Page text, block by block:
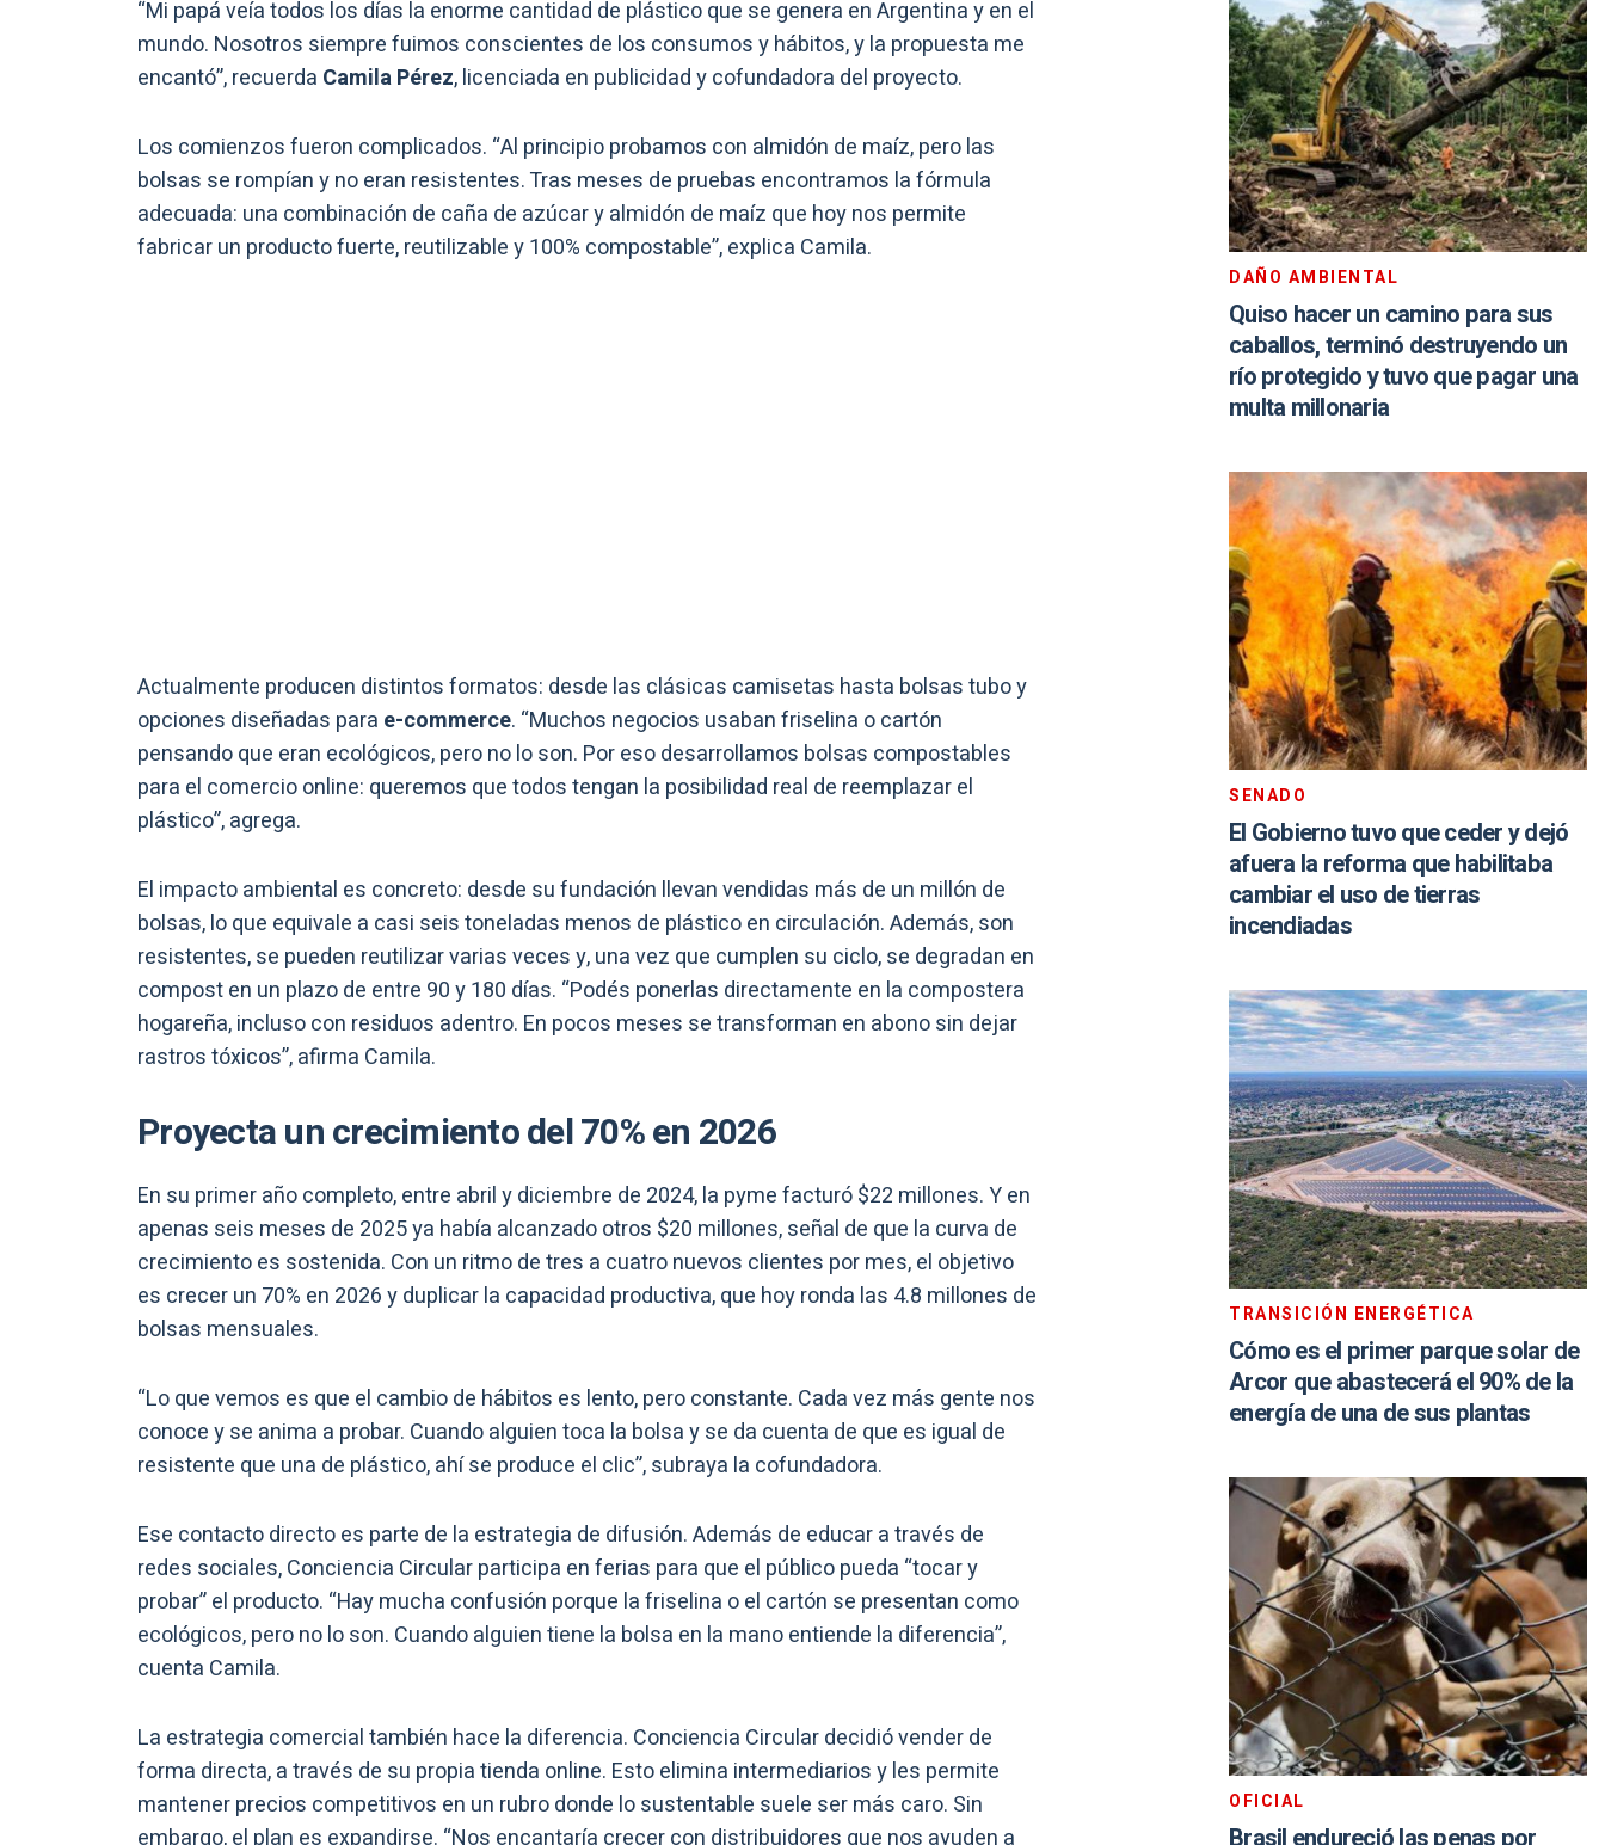
“Mi papá veía todos los días la enorme cantidad de plástico que se genera en Argentina y en el
mundo. Nosotros siempre fuimos conscientes de los consumos y hábitos, y la propuesta me
encantó”, recuerda Camila Pérez, licenciada en publicidad y cofundadora del proyecto.
Los comienzos fueron complicados. “Al principio probamos con almidón de maíz, pero las
bolsas se rompían y no eran resistentes. Tras meses de pruebas encontramos la fórmula
adecuada: una combinación de caña de azúcar y almidón de maíz que hoy nos permite
fabricar un producto fuerte, reutilizable y 100% compostable”, explica Camila.
Actualmente producen distintos formatos: desde las clásicas camisetas hasta bolsas tubo y
opciones diseñadas para e-commerce. “Muchos negocios usaban friselina o cartón
pensando que eran ecológicos, pero no lo son. Por eso desarrollamos bolsas compostables
para el comercio online: queremos que todos tengan la posibilidad real de reemplazar el
plástico”, agrega.
El impacto ambiental es concreto: desde su fundación llevan vendidas más de un millón de
bolsas, lo que equivale a casi seis toneladas menos de plástico en circulación. Además, son
resistentes, se pueden reutilizar varias veces y, una vez que cumplen su ciclo, se degradan en
compost en un plazo de entre 90 y 180 días. “Podés ponerlas directamente en la compostera
hogareña, incluso con residuos adentro. En pocos meses se transforman en abono sin dejar
rastros tóxicos”, afirma Camila.
Proyecta un crecimiento del 70% en 2026
En su primer año completo, entre abril y diciembre de 2024, la pyme facturó $22 millones. Y en
apenas seis meses de 2025 ya había alcanzado otros $20 millones, señal de que la curva de
crecimiento es sostenida. Con un ritmo de tres a cuatro nuevos clientes por mes, el objetivo
es crecer un 70% en 2026 y duplicar la capacidad productiva, que hoy ronda las 4.8 millones de
bolsas mensuales.
“Lo que vemos es que el cambio de hábitos es lento, pero constante. Cada vez más gente nos
conoce y se anima a probar. Cuando alguien toca la bolsa y se da cuenta de que es igual de
resistente que una de plástico, ahí se produce el clic”, subraya la cofundadora.
Ese contacto directo es parte de la estrategia de difusión. Además de educar a través de
redes sociales, Conciencia Circular participa en ferias para que el público pueda “tocar y
probar” el producto. “Hay mucha confusión porque la friselina o el cartón se presentan como
ecológicos, pero no lo son. Cuando alguien tiene la bolsa en la mano entiende la diferencia”,
cuenta Camila.
La estrategia comercial también hace la diferencia. Conciencia Circular decidió vender de
forma directa, a través de su propia tienda online. Esto elimina intermediarios y les permite
mantener precios competitivos en un rubro donde lo sustentable suele ser más caro. Sin
DAÑO AMBIENTAL
Quiso hacer un camino para sus
caballos, terminó destruyendo un
río protegido y tuvo que pagar una
multa millonaria
SENADO
El Gobierno tuvo que ceder y dejó
afuera la reforma que habilitaba
cambiar el uso de tierras
incendiadas
TRANSICIÓN ENERGÉTICA
Cómo es el primer parque solar de
Arcor que abastecerá el 90% de la
energía de una de sus plantas
OFICIAL